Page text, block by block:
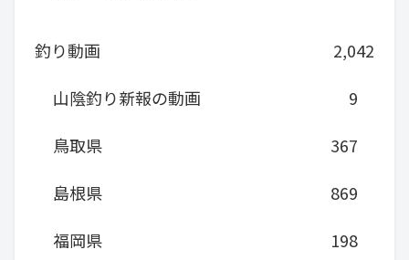
釣り動画
2,042
山陰釣り新報の動画
9
鳥取県
367
島根県
869
福岡県
198